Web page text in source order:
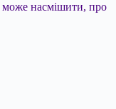
може насмішити, про